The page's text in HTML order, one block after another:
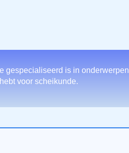
gespecialiseerd is in onderwerpen
voor scheikunde.